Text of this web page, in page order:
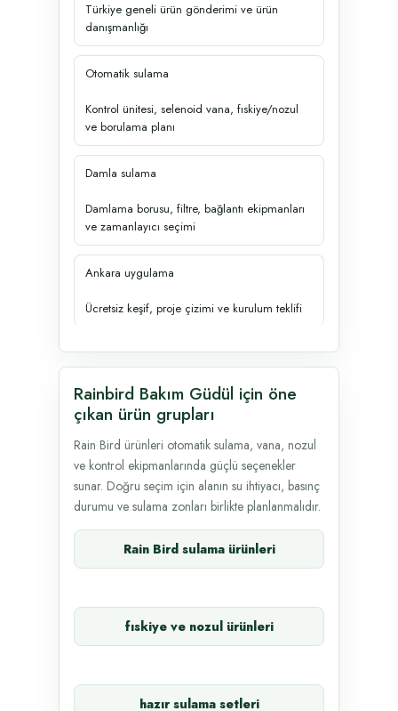
Türkiye geneli ürün gönderimi ve ürün
danışmanlığı
Otomatik sulama
Kontrol ünitesi, selenoid vana, fıskiye/nozul
ve borulama planı
Damla sulama
Damlama borusu, filtre, bağlantı ekipmanları
ve zamanlayıcı seçimi
Ankara uygulama
Ücretsiz keşif, proje çizimi ve kurulum teklifi
Rainbird Bakım Güdül için öne
çıkan ürün grupları
Rain Bird ürünleri otomatik sulama, vana, nozul
ve kontrol ekipmanlarında güçlü seçenekler
sunar. Doğru seçim için alanın su ihtiyacı, basınç
durumu ve sulama zonları birlikte planlanmalıdır.
Rain Bird sulama ürünleri
fıskiye ve nozul ürünleri
hazır sulama setleri